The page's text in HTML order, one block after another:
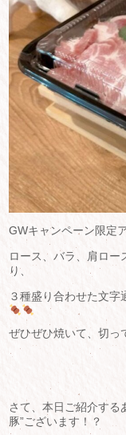
GWキャンペーン限定
ロース、バラ、肩ロー
り、
３種盛り合わせた文
ぜひぜひ焼いて、切っ
さて、本日ご紹介する
豚”ございます！？